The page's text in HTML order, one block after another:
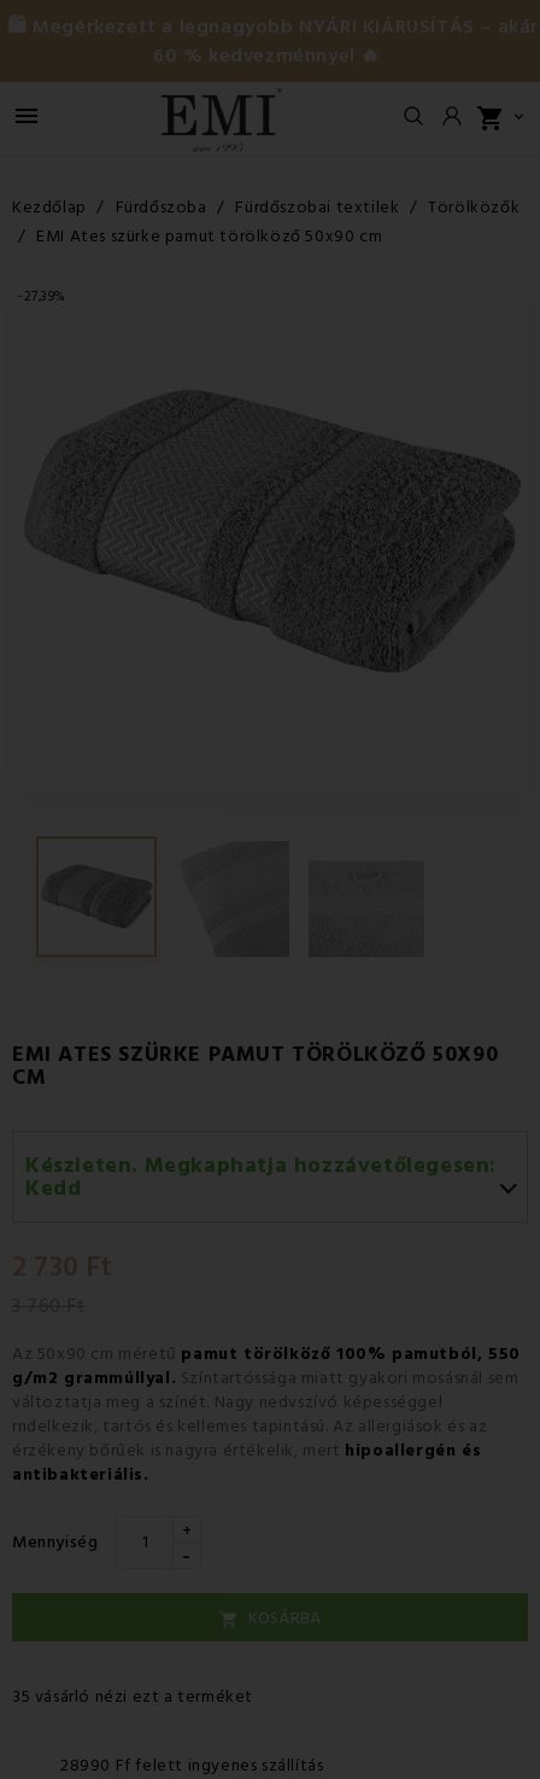
🛍️ Megérkezett a legnagyobb NYÁRI KIÁRUSÍTÁS – akár
60 % kedvezménnyel 🔥
 shopping_cart 
Kezdőlap Fürdőszoba Fürdőszobai textilek
Törölközők
EMI Ates szürke pamut törölköző 50x90 cm
-27,39%
EMI ATES SZÜRKE PAMUT TÖRÖLKÖZŐ 50X90
CM
Készleten. Megkaphatja hozzávetőlegesen:
Kedd
Szerda 12.08
2 730 Ft
Az 50x90 cm méretű pamut törölköző 100% pamutból, 550
g/m2 grammúllyal. Színtartóssága miatt gyakori mosásnál sem
változtatja meg a színét. Nagy nedvszívó képességgel
rndelkezik, tartós és kellemes tapintású. Az allergiások és az
érzékeny bőrűek is nagyra értékelik, mert hipoallergén és
antibakteriális.
Mennyiség +
-
 KOSÁRBA
35 vásárló nézi ezt a terméket
28990 Ff felett ingyenes szállítás